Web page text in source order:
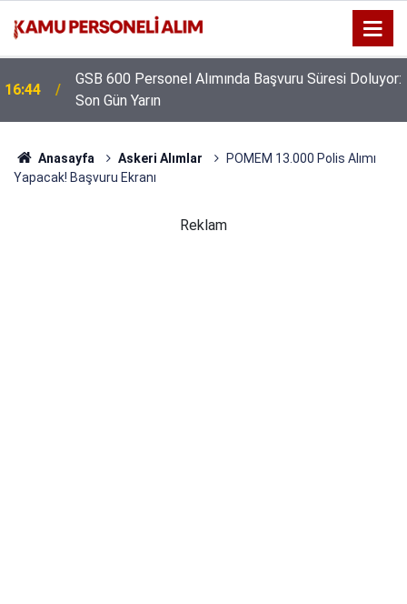
16:44
GSB 600 Personel Alımında Başvuru Süresi Doluyor:
Son Gün Yarın
Anasayfa Askeri Alımlar
POMEM 13.000 Polis Alımı
Yapacak! Başvuru Ekranı
Reklam